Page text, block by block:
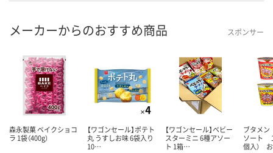
メーカーからのおすすめ商品 スポンサー
森永製菓 ベイクショコ
ラ 1袋（400g）
【ワゴンセール】ポテト
丸 うすしお味 6袋入り
10…
【ワゴンセール】ベビー
スターミニ 6種アソー
ト 1箱…
ブタメ
ソート
個入）